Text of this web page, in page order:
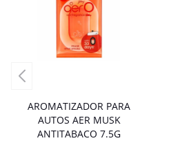
AROMATIZADOR PARA
AUTOS AER MUSK
ANTITABACO 7.5G